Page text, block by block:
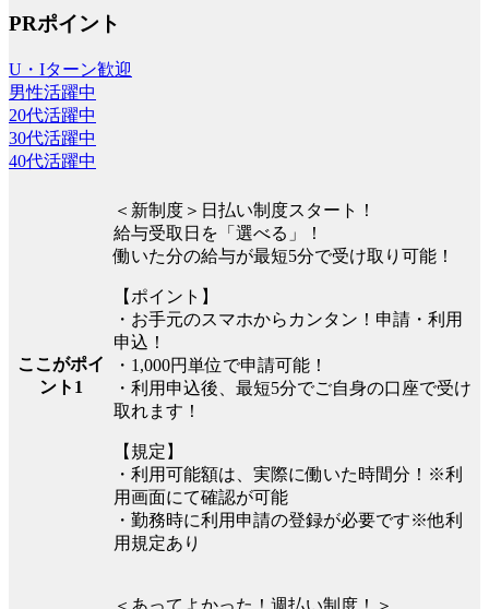
PRポイント
U・Iターン歓迎
男性活躍中
20代活躍中
30代活躍中
40代活躍中
ここがポイ
ント1
＜新制度＞日払い制度スタート！
給与受取日を「選べる」！
働いた分の給与が最短5分で受け取り可能！
【ポイント】
・お手元のスマホからカンタン！申請・利用
申込！
・1,000円単位で申請可能！
・利用申込後、最短5分でご自身の口座で受け
取れます！
【規定】
・利用可能額は、実際に働いた時間分！※利
用画面にて確認が可能
・勤務時に利用申請の登録が必要です※他利
用規定あり
＜あってよかった！週払い制度！＞